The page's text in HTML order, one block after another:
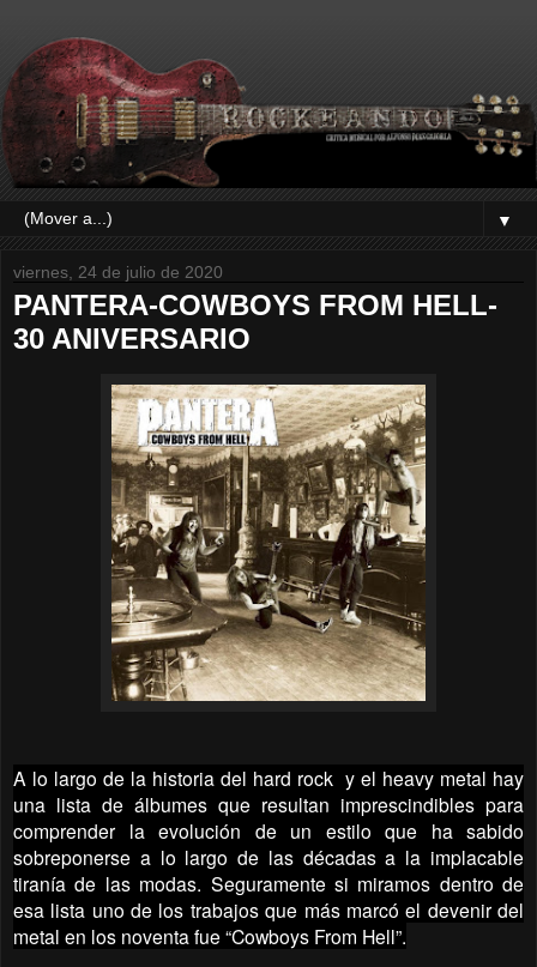
▼
viernes, 24 de julio de 2020
PANTERA-COWBOYS FROM HELL-
30 ANIVERSARIO
A lo largo de la historia del hard rock y el heavy metal hay
una lista de álbumes que resultan imprescindibles para
comprender la evolución de un estilo que ha sabido
sobreponerse a lo largo de las décadas a la implacable
tiranía de las modas. Seguramente si miramos dentro de
esa lista uno de los trabajos que más marcó el devenir del
metal en los noventa fue “Cowboys From Hell”.